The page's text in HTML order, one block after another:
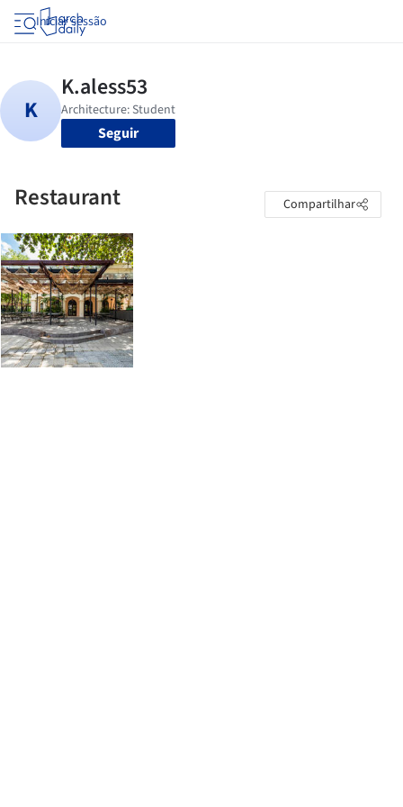
Iniciar sessão
Seguir
Restaurant Compartilhar